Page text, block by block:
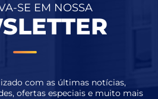
SE EM NOSSA
com as últimas notícias,
ofertas especiais e muito mais